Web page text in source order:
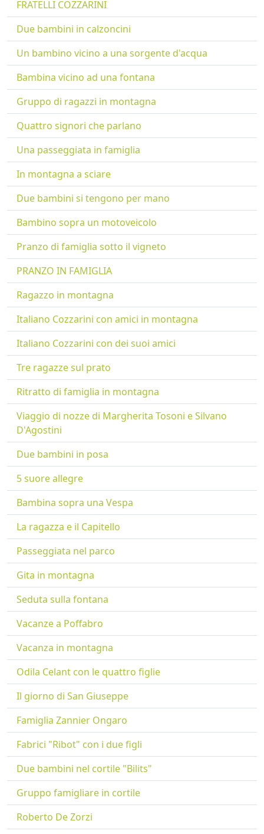
FRATELLI COZZARINI
Due bambini in calzoncini
Un bambino vicino a una sorgente d'acqua
Bambina vicino ad una fontana
Gruppo di ragazzi in montagna
Quattro signori che parlano
Una passeggiata in famiglia
In montagna a sciare
Due bambini si tengono per mano
Bambino sopra un motoveicolo
Pranzo di famiglia sotto il vigneto
PRANZO IN FAMIGLIA
Ragazzo in montagna
Italiano Cozzarini con amici in montagna
Italiano Cozzarini con dei suoi amici
Tre ragazze sul prato
Ritratto di famiglia in montagna
Viaggio di nozze di Margherita Tosoni e Silvano
D'Agostini
Due bambini in posa
5 suore allegre
Bambina sopra una Vespa
La ragazza e il Capitello
Passeggiata nel parco
Gita in montagna
Seduta sulla fontana
Vacanze a Poffabro
Vacanza in montagna
Odila Celant con le quattro figlie
Il giorno di San Giuseppe
Famiglia Zannier Ongaro
Fabrici "Ribot" con i due figli
Due bambini nel cortile "Bilits"
Gruppo famigliare in cortile
Roberto De Zorzi